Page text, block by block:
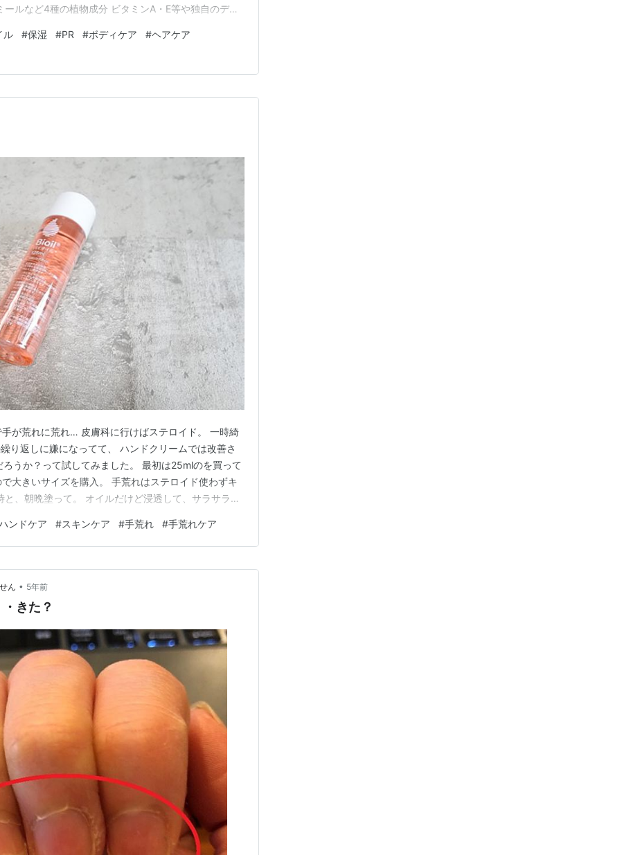
ルなど4種の植物成分 ビタミンA・E等や独自のデリ
ら支持されているロングセラー商品です。 ス…
ル #保湿 #PR #ボディケア #ヘアケア
が荒れに荒れ… 皮膚科に行けばステロイド。 一時綺
り返しに嫌になってて、 ハンドクリームでは改善さ
うか？って試してみました。 最初は25mlのを買って
大きいサイズを購入。 手荒れはステロイド使わずキ
、朝晩塗って。 オイルだけど浸透して、サラサラに
く体の荒れてた所にも使ってるから無くなるのは早
ンドケア #スキンケア #手荒れ #手荒れケア
ん • 5年前
きた？